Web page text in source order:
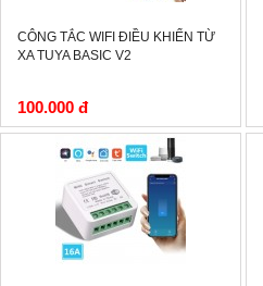
CÔNG TẮC WIFI ĐIỀU KHIỂN TỪ
XA TUYA BASIC V2
100.000 đ